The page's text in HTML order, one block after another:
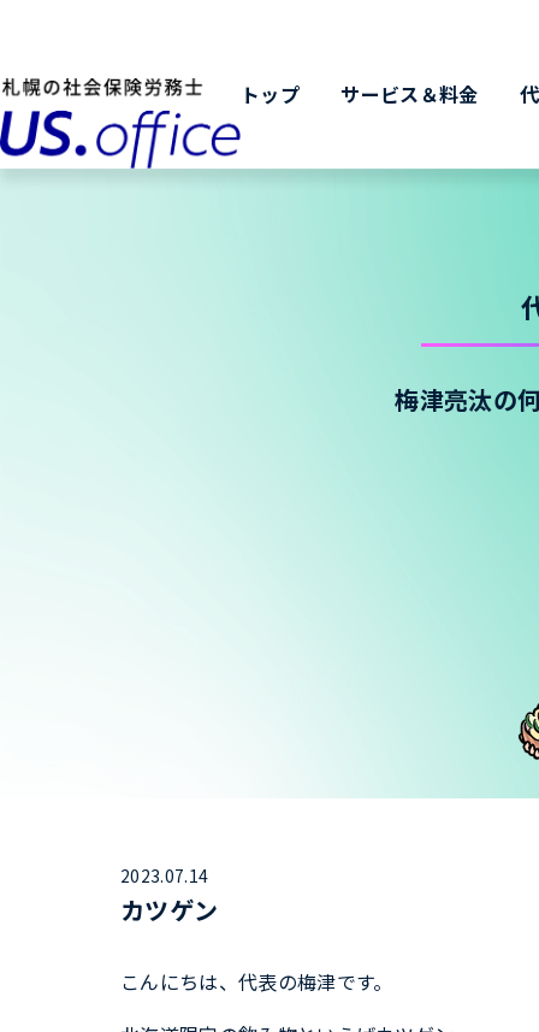
トップ サービス＆料金
梅津亮汰の
2023.07.14
カツゲン
こんにちは、代表の梅津です。